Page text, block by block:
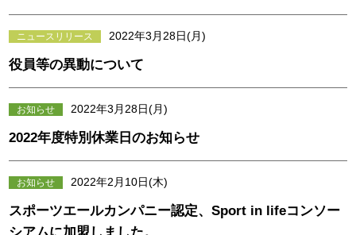
ニュースリリース 2022年3月28日(月)
役員等の異動について
お知らせ 2022年3月28日(月)
2022年度特別休業日のお知らせ
お知らせ 2022年2月10日(木)
スポーツエールカンパニー認定、Sport in lifeコンソー